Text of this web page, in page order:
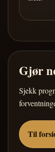
Gjør
Sjekk
Til